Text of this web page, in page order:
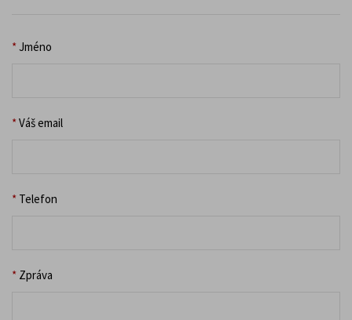
*Jméno
*Váš email
* Telefon
* Zpráva